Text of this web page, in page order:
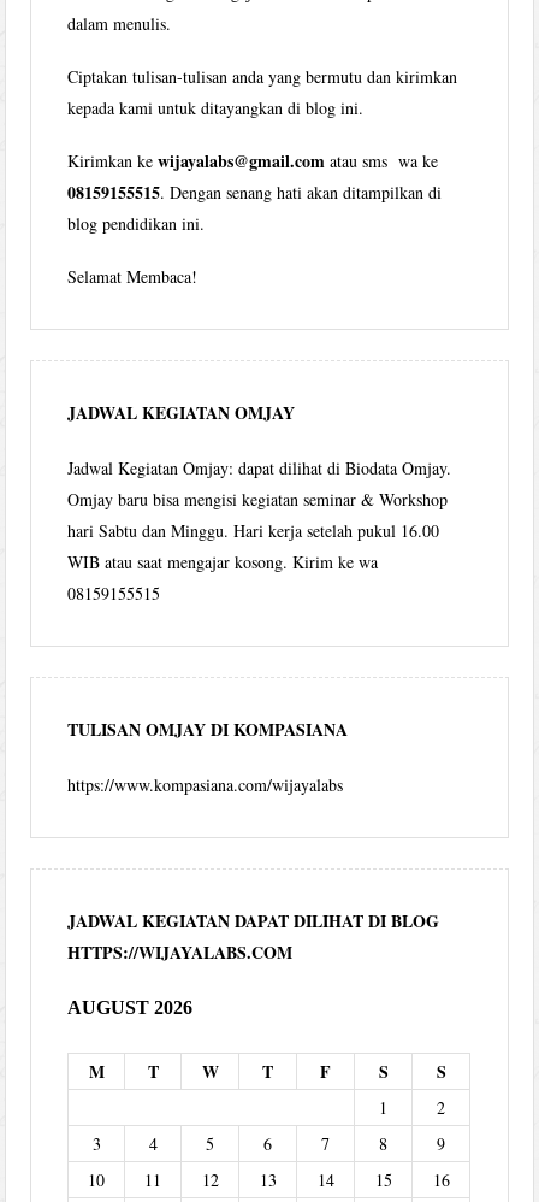
dalam menulis.
Ciptakan tulisan-tulisan anda yang bermutu dan kirimkan
kepada kami untuk ditayangkan di blog ini.
Kirimkan kewijayalabs@gmail.com atau sms wa ke
08159155515. Dengan senang hati akan ditampilkan di
blog pendidikan ini.
Selamat Membaca!
JADWAL KEGIATAN OMJAY
Jadwal Kegiatan Omjay: dapat dilihat di Biodata Omjay.
Omjay baru bisa mengisi kegiatan seminar & Workshop
hari Sabtu dan Minggu. Hari kerja setelah pukul 16.00
WIB atau saat mengajar kosong. Kirim ke wa
08159155515
TULISAN OMJAY DI KOMPASIANA
https://www.kompasiana.com/wijayalabs
JADWAL KEGIATAN DAPAT DILIHAT DI BLOG
HTTPS://WIJAYALABS.COM
AUGUST 2026
M T W T F S S
1
2
3
4 5 6 7 8
9
10
11 12 13 14 15
16